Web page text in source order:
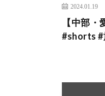
2024.01.19
【中部
#shorts #